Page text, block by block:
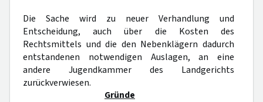
Die Sache wird zu neuer Verhandlung und
Entscheidung, auch über die Kosten des
Rechtsmittels und die den Nebenklägern dadurch
entstandenen notwendigen Auslagen, an eine
andere Jugendkammer des Landgerichts
zurückverwiesen.
Gründe